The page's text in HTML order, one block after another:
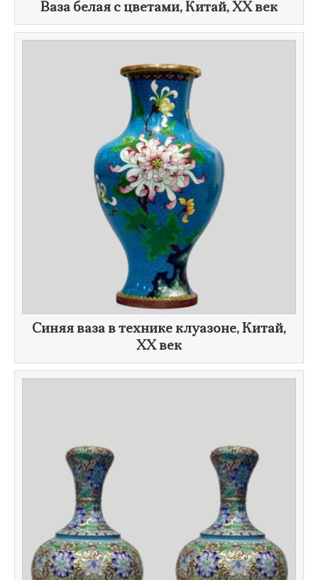
Ваза белая с цветами, Китай, XX век
​Синяя ваза в технике клуазоне, Китай,
XX век